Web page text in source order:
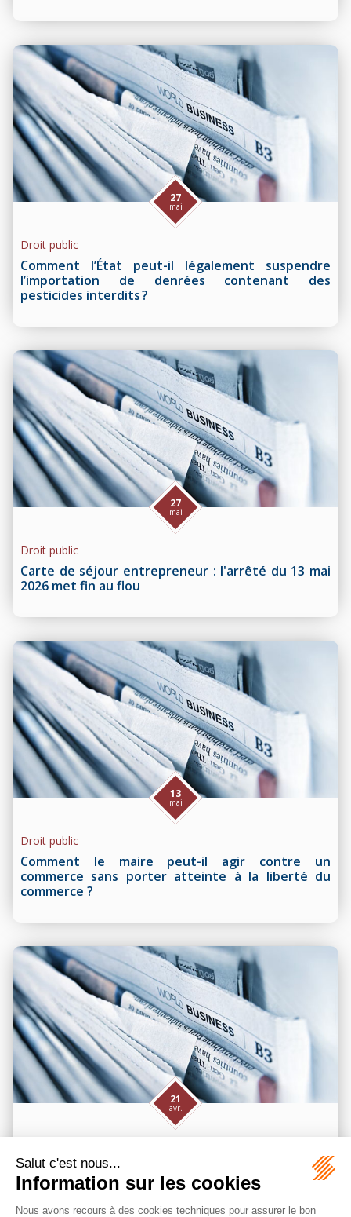
Comment l’État peut-il légalement suspendre
l’importation de denrées contenant des
pesticides interdits ?
27
mai
Droit public
Carte de séjour entrepreneur : l'arrêté du 13 mai
2026 met fin au flou
27
mai
Droit public
Comment le maire peut-il agir contre un
commerce sans porter atteinte à la liberté du
commerce ?
13
mai
Droit public
CE, 16 mars 2026, n° 493615 : naissance et maintien
des droits issus d’une délibération de cession du
21
avr.